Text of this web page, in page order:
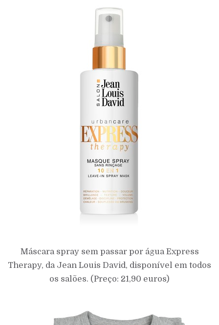
Máscara spray sem passar por água Express
Therapy, da Jean Louis David, disponível em todos
os salões. (Preço: 21,90 euros)